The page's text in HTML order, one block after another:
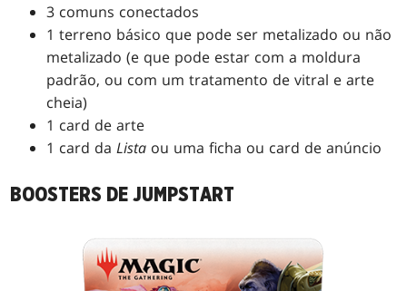
3 comuns conectados
1 terreno básico que pode ser metalizado ou não
metalizado (e que pode estar com a moldura
padrão, ou com um tratamento de vitral e arte
cheia)
1 card de arte
1 card daLista ou uma ficha ou card de anúncio
BOOSTERS DE JUMPSTART